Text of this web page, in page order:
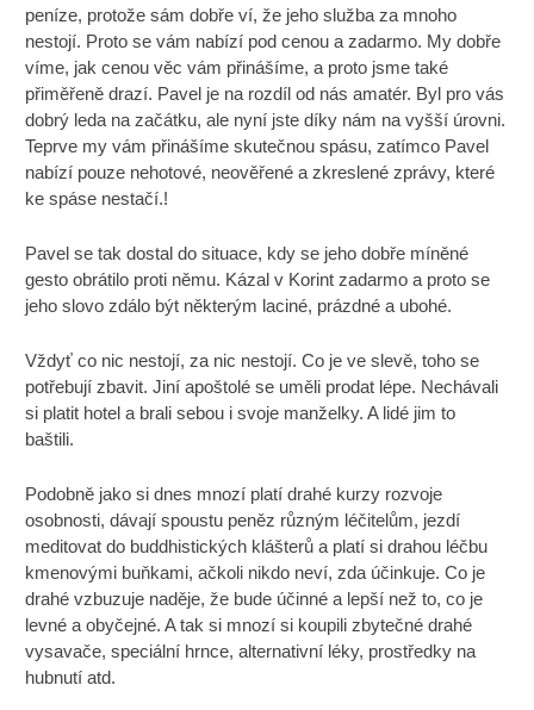
peníze, protože sám dobře ví, že jeho služba za mnoho
nestojí. Proto se vám nabízí pod cenou a zadarmo. My dobře
víme, jak cenou věc vám přinášíme, a proto jsme také
přiměřeně drazí. Pavel je na rozdíl od nás amatér. Byl pro vás
dobrý leda na začátku, ale nyní jste díky nám na vyšší úrovni.
Teprve my vám přinášíme skutečnou spásu, zatímco Pavel
nabízí pouze nehotové, neověřené a zkreslené zprávy, které
ke spáse nestačí.!
Pavel se tak dostal do situace, kdy se jeho dobře míněné
gesto obrátilo proti němu. Kázal v Korint zadarmo a proto se
jeho slovo zdálo být některým laciné, prázdné a ubohé.
Vždyť co nic nestojí, za nic nestojí. Co je ve slevě, toho se
potřebují zbavit. Jiní apoštolé se uměli prodat lépe. Nechávali
si platit hotel a brali sebou i svoje manželky. A lidé jim to
baštili.
Podobně jako si dnes mnozí platí drahé kurzy rozvoje
osobnosti, dávají spoustu peněz různým léčitelům, jezdí
meditovat do buddhistických klášterů a platí si drahou léčbu
kmenovými buňkami, ačkoli nikdo neví, zda účinkuje. Co je
drahé vzbuzuje naděje, že bude účinné a lepší než to, co je
levné a obyčejné. A tak si mnozí si koupili zbytečné drahé
vysavače, speciální hrnce, alternativní léky, prostředky na
hubnutí atd.